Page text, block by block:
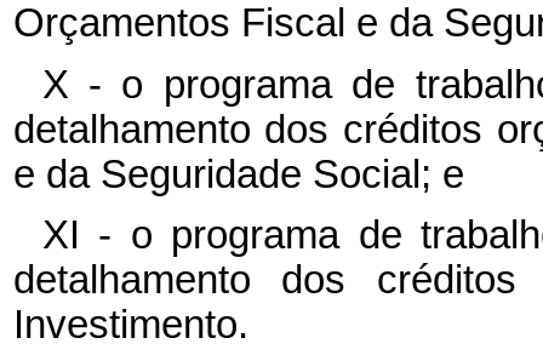
Orçamentos Fiscal e da
X - o programa de
detalhamento dos créditos
e da Seguridade Social; e
XI - o programa de
detalhamento dos
Investimento.